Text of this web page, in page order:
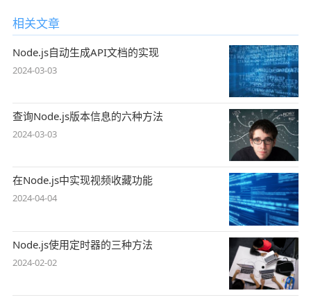
相关文章
Node.js自动生成API文档的实现
2024-03-03
查询Node.js版本信息的六种方法
2024-03-03
在Node.js中实现视频收藏功能
2024-04-04
Node.js使用定时器的三种方法
2024-02-02